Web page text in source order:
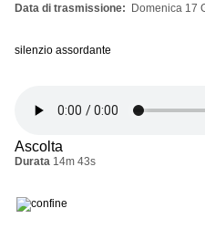
Data di trasmissione Domenica 17
silenzio assordante
Ascolta
Durata 14m 43s